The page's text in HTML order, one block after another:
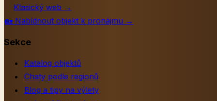
Klasický web →
🏡 Nabídnout objekt k pronájmu →
Sekce
Katalog objektů
Chaty podle regionů
Blog a tipy na výlety